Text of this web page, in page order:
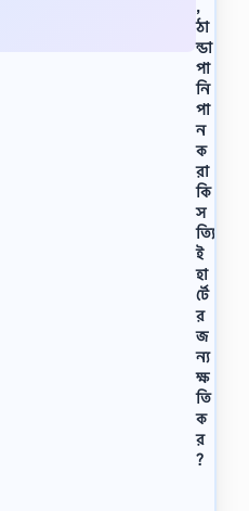
,
ঠা
ন্ডা
পা
নি
পা
ন
ক
রা
কি
স
ত্যি
ই
হা
র্টে
র
জ
ন্য
ক্ষ
তি
ক
র
?